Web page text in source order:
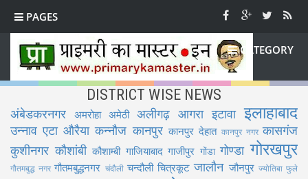
PAGES
CATEGORY
DISTRICT WISE NEWS
अंबेडकरनगर अमरोहा अमेठी अलीगढ़ आगरा इटावा इलाहाबाद
उन्नाव एटा औरैया कन्नौज कानपुर कानपुर देहात कानपुर नगर कासगंज
कुशीनगर कौशांबी कौशाम्बी गाजियाबाद गाजीपुर गोंडा गोण्डा गोरखपुर
गौतमबुद्ध नगर गौतमबुद्धनगर चंदौली चन्दौली चित्रकूट जालौन जौनपुर ज्योतिबा फुले